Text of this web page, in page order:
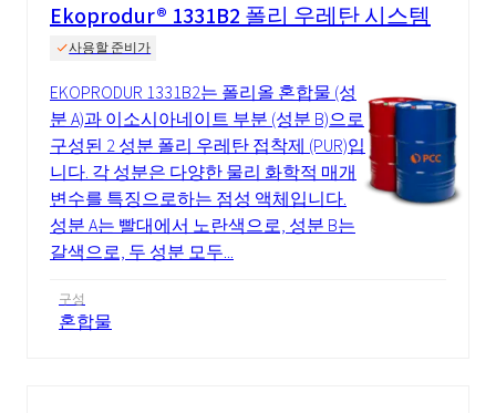
Ekoprodur® 1331B2 폴리 우레탄 시스템
사용할 준비가
EKOPRODUR 1331B2는 폴리올 혼합물 (성
분 A)과 이소시아네이트 부분 (성분 B)으로
구성된 2 성분 폴리 우레탄 접착제 (PUR)입
니다. 각 성분은 다양한 물리 화학적 매개
변수를 특징으로하는 점성 액체입니다.
성분 A는 빨대에서 노란색으로, 성분 B는
갈색으로, 두 성분 모두...
구성
혼합물